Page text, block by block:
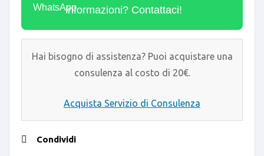
informazioni? Contattaci!
Hai bisogno di assistenza? Puoi acquistare una
consulenza al costo di 20€.
Acquista Servizio di Consulenza
Condividi